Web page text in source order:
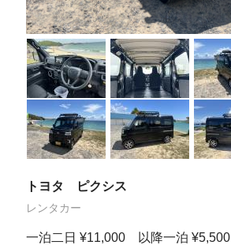
トヨタ ピクシス
レンタカー
一泊二日 ¥11,000 以降一泊 ¥5,500